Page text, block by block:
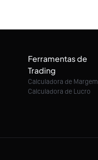
Ferramentas de
Trading
Calculadora de Margem
Calculadora de Lucro